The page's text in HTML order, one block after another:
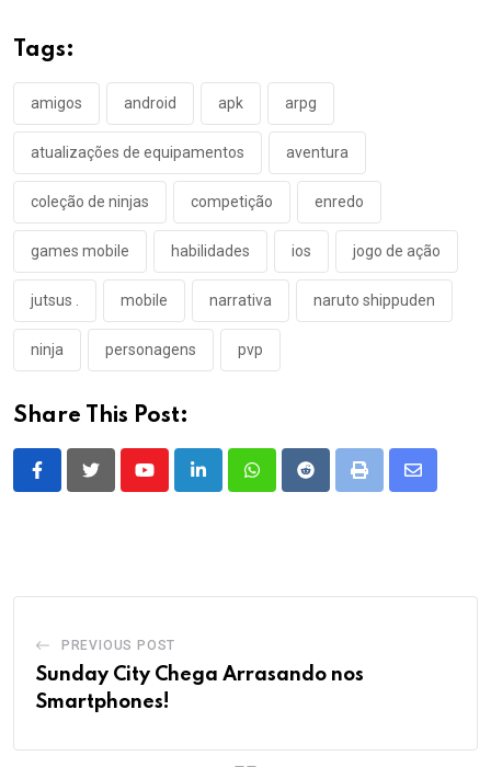
Tags:
amigos android apk arpg
atualizações de equipamentos aventura
coleção de ninjas competição enredo
games mobile habilidades ios jogo de ação
jutsus . mobile narrativa naruto shippuden
ninja personagens pvp
Share This Post:
YoutubeLinkedInWhatsappRedditPrint
Share
PREVIOUS POST
Sunday City Chega Arrasando nos
Smartphones!